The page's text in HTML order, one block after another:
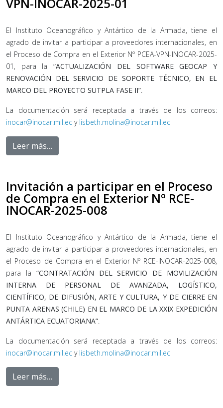
El Instituto Oceanográfico y Antártico de la Armada, tiene el
agrado de invitar a participar a proveedores internacionales, en
el Proceso de Compra en el Exterior Nº PCEA-VPN-INOCAR-2025-
01, para la“ACTUALIZACIÓN DEL SOFTWARE GEOCAP Y
RENOVACIÓN DEL SERVICIO DE SOPORTE TÉCNICO, EN EL
MARCO DEL PROYECTO SUTPLA FASE II”.
La documentación será receptada a través de los correos:
inocar@inocar.mil.ec y lisbeth.molina@inocar.mil.ec
Leer más…
Invitación a participar en el Proceso
de Compra en el Exterior Nº RCE-
INOCAR-2025-008
El Instituto Oceanográfico y Antártico de la Armada, tiene el
agrado de invitar a participar a proveedores internacionales, en
el Proceso de Compra en el Exterior Nº RCE-INOCAR-2025-008,
para la “CONTRATACIÓN DEL SERVICIO DE MOVILIZACIÓN
INTERNA DE PERSONAL DE AVANZADA, LOGÍSTICO,
CIENTÍFICO, DE DIFUSIÓN, ARTE Y CULTURA, Y DE CIERRE EN
PUNTA ARENAS (CHILE) EN EL MARCO DE LA XXIX EXPEDICIÓN
ANTÁRTICA ECUATORIANA”.
La documentación será receptada a través de los correos:
inocar@inocar.mil.ec y lisbeth.molina@inocar.mil.ec
Leer más…